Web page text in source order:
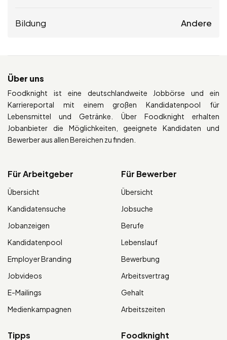
Bildung Andere
Über uns
Foodknight ist eine deutschlandweite Jobbörse und ein
Karriereportal mit einem großen Kandidatenpool für
Lebensmittel und Getränke. Über Foodknight erhalten
Jobanbieter die Möglichkeiten, geeignete Kandidaten und
Bewerber aus allen Bereichen zu finden.
Für Arbeitgeber
Übersicht
Kandidatensuche
Jobanzeigen
Kandidatenpool
Employer Branding
Jobvideos
E-Mailings
Medienkampagnen
Für Bewerber
Übersicht
Jobsuche
Berufe
Lebenslauf
Bewerbung
Arbeitsvertrag
Gehalt
Arbeitszeiten
Tipps Foodknight